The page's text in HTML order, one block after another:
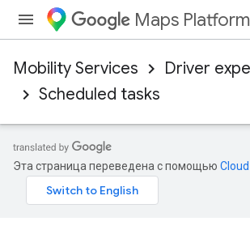
Maps Platform
Mobility Services
Driver
Scheduled tasks
Эта страница переведена с помощью